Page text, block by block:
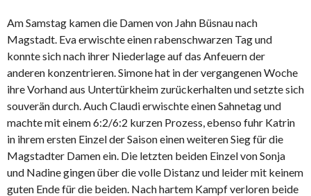
Am Samstag kamen die Damen von Jahn Büsnau nach
Magstadt. Eva erwischte einen rabenschwarzen Tag und
konnte sich nach ihrer Niederlage auf das Anfeuern der
anderen konzentrieren. Simone hat in der vergangenen Woche
ihre Vorhand aus Untertürkheim zurückerhalten und setzte sich
souverän durch. Auch Claudi erwischte einen Sahnetag und
machte mit einem 6:2/6:2 kurzen Prozess, ebenso fuhr Katrin
in ihrem ersten Einzel der Saison einen weiteren Sieg für die
Magstadter Damen ein. Die letzten beiden Einzel von Sonja
und Nadine gingen über die volle Distanz und leider mit keinem
guten Ende für die beiden. Nach hartem Kampf verloren beide